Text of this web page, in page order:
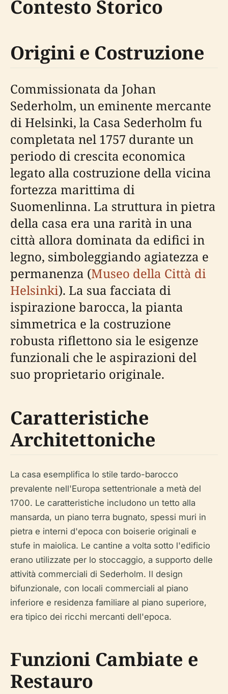
Contesto Storico
Origini e Costruzione
Commissionata da Johan
Sederholm, un eminente mercante
di Helsinki, la Casa Sederholm fu
completata nel 1757 durante un
periodo di crescita economica
legato alla costruzione della vicina
fortezza marittima di
Suomenlinna. La struttura in pietra
della casa era una rarità in una
città allora dominata da edifici in
legno, simboleggiando agiatezza e
permanenza (Museo della Città di
Helsinki). La sua facciata di
ispirazione barocca, la pianta
simmetrica e la costruzione
robusta riflettono sia le esigenze
funzionali che le aspirazioni del
suo proprietario originale.
Caratteristiche
Architettoniche
La casa esemplifica lo stile tardo-barocco
prevalente nell'Europa settentrionale a metà del
1700. Le caratteristiche includono un tetto alla
mansarda, un piano terra bugnato, spessi muri in
pietra e interni d'epoca con boiserie originali e
stufe in maiolica. Le cantine a volta sotto l'edificio
erano utilizzate per lo stoccaggio, a supporto delle
attività commerciali di Sederholm. Il design
bifunzionale, con locali commerciali al piano
inferiore e residenza familiare al piano superiore,
era tipico dei ricchi mercanti dell'epoca.
Funzioni Cambiate e
Restauro